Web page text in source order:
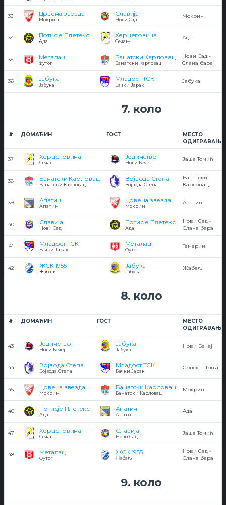
33 Црвена звезда
Мокрин
Славија
Нови Сад
Мокрин
34 Потисје Плетекс
Ада
Херцеговина
Сечањ
Ада
35 Металац
Футог
Банатски Карловац
Банатски Карловац
Нови Сад -
Слана бара
36 Јабука
Јабука
Младост ТСК
Бачки Јарак
Јабука
7. коло
# ДОМАЋИН ГОСТ
МЕСТО
ОДИГРАВАЊА
37 Херцеговина
Сечањ
Јединство
Нови Бечеј
Јаша Томић
38 Банатски Карловац
Банатски Карловац
Војвода Степа
Војвода Степа
Банатски
Карловац
39 Апатин
Апатин
Црвена звезда
Мокрин
Апатин
40 Славија
Нови Сад
Потисје Плетекс
Ада
Нови Сад -
Слана бара
41 Младост ТСК
Бачки Јарак
Металац
Футог
Темерин
42 ЖСК 1955
Жабаљ
Јабука
Јабука
Жабаљ
8. коло
# ДОМАЋИН ГОСТ
МЕСТО
ОДИГРАВАЊА
43 Јединство
Нови Бечеј
Јабука
Јабука
Нови Бечеј
44 Војвода Степа
Војвода Степа
Младост ТСК
Бачки Јарак
Српска Црња
45 Црвена звезда
Мокрин
Банатски Карловац
Банатски Карловац
Мокрин
46 Потисје Плетекс
Ада
Апатин
Апатин
Ада
47 Херцеговина
Сечањ
Славија
Нови Сад
Јаша Томић
48 Металац
Футог
ЖСК 1955
Жабаљ
Нови Сад -
Слана бара
9. коло